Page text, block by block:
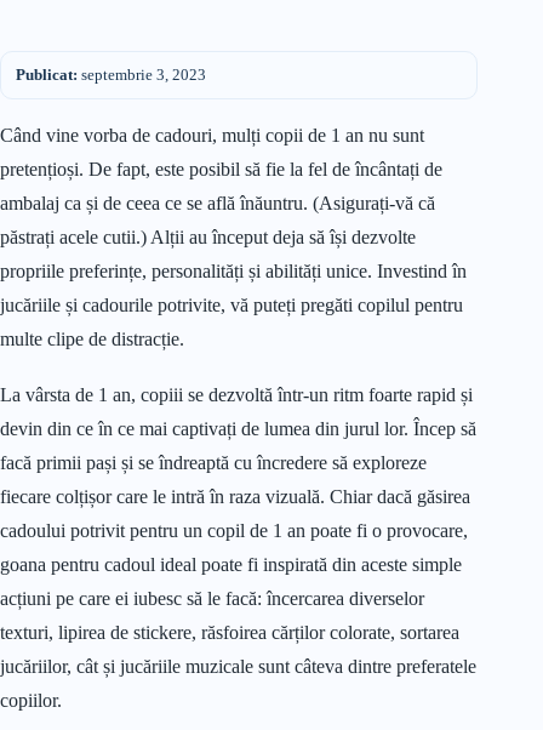
Publicat: septembrie 3, 2023
Când vine vorba de cadouri, mulți copii de 1 an nu sunt
pretențioși. De fapt, este posibil să fie la fel de încântați de
ambalaj ca și de ceea ce se află înăuntru. (Asigurați-vă că
păstrați acele cutii.) Alții au început deja să își dezvolte
propriile preferințe, personalități și abilități unice. Investind în
jucăriile și cadourile potrivite, vă puteți pregăti copilul pentru
multe clipe de distracție.
La vârsta de 1 an, copiii se dezvoltă într-un ritm foarte rapid și
devin din ce în ce mai captivați de lumea din jurul lor. Încep să
facă primii pași și se îndreaptă cu încredere să exploreze
fiecare colțișor care le intră în raza vizuală. Chiar dacă găsirea
cadoului potrivit pentru un copil de 1 an poate fi o provocare,
goana pentru cadoul ideal poate fi inspirată din aceste simple
acțiuni pe care ei iubesc să le facă: încercarea diverselor
texturi, lipirea de stickere, răsfoirea cărților colorate, sortarea
jucăriilor, cât și jucăriile muzicale sunt câteva dintre preferatele
copiilor.